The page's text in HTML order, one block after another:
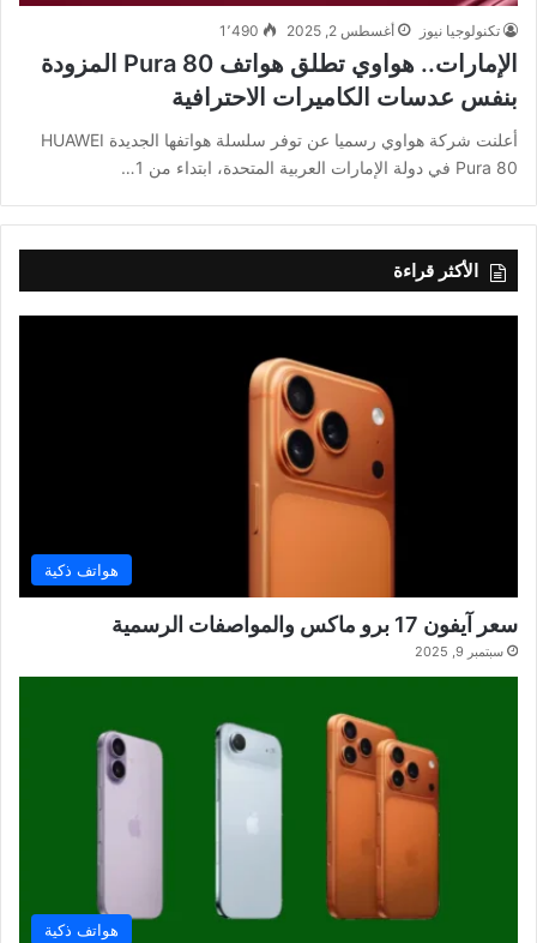
تكنولوجيا نيوز أغسطس 2, 2025 1٬490
الإمارات.. هواوي تطلق هواتف Pura 80 المزودة
بنفس عدسات الكاميرات الاحترافية
أعلنت شركة هواوي رسميا عن توفر سلسلة هواتفها الجديدة HUAWEI
Pura 80 في دولة الإمارات العربية المتحدة، ابتداء من 1…
الأكثر قراءة
هواتف ذكية
سعر آيفون 17 برو ماكس والمواصفات الرسمية
سبتمبر 9, 2025
هواتف ذكية